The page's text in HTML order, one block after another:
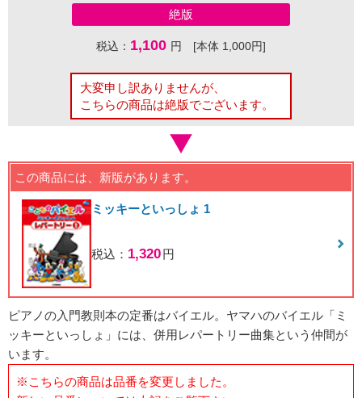
絶版
税込： 1,100 円 [本体 1,000円]
大変申し訳ありませんが、
こちらの商品は絶版でございます。
この商品には、新版があります。
ミッキーといっしょ 1
税込： 1,320円
ピアノの入門教則本の定番はバイエル。ヤマハのバイエル「ミ
ッキーといっしょ」には、併用レパートリー曲集という仲間が
います。
※こちらの商品は品番を変更しました。